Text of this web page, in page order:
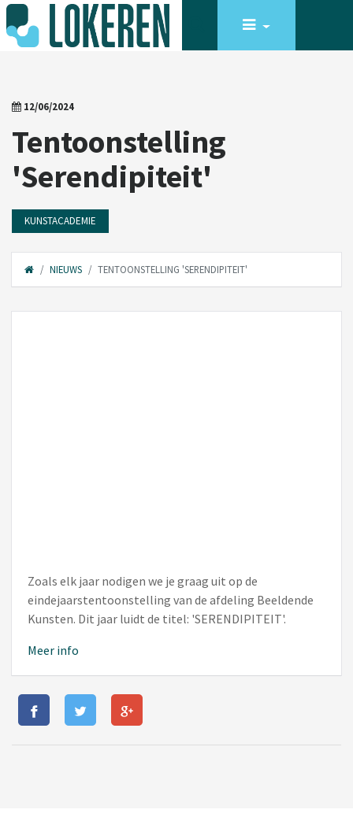
12/06/2024
Tentoonstelling
'Serendipiteit'
KUNSTACADEMIE
NIEUWS TENTOONSTELLING 'SERENDIPITEIT'
Zoals elk jaar nodigen we je graag uit op de
eindejaarstentoonstelling van de afdeling Beeldende
Kunsten. Dit jaar luidt de titel: 'SERENDIPITEIT'.
Meer info